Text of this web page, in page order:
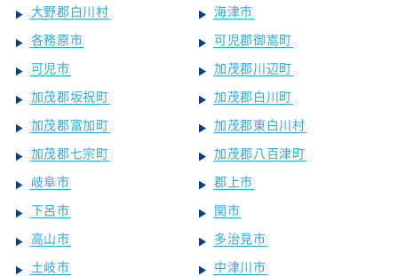
大野郡白川村
海津市
各務原市
可児郡御嵩町
可児市
加茂郡川辺町
加茂郡坂祝町
加茂郡白川町
加茂郡富加町
加茂郡東白川村
加茂郡七宗町
加茂郡八百津町
岐阜市
郡上市
下呂市
関市
高山市
多治見市
土岐市
中津川市